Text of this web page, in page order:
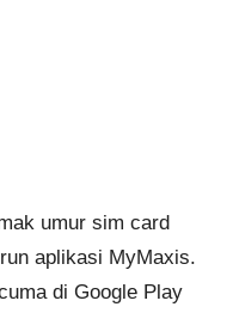
umur sim card
aplikasi MyMaxis.
di Google Play